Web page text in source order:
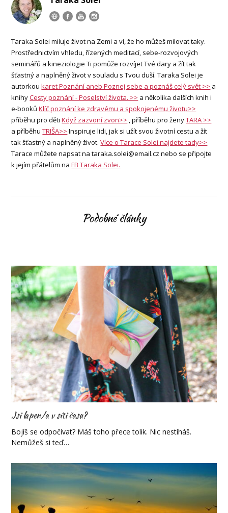
Taraka Solei miluje život na Zemi a ví, že ho můžeš milovat taky.
Prostřednictvím vhledu, řízených meditací, sebe-rozvojových
seminářů a kineziologie Ti pomůže rozvíjet Tvé dary a žít tak
šťastný a naplněný život v souladu s Tvou duší. Taraka Solei je
autorkoukaret Poznání aneb Poznej sebe a poznáš celý svět >> a
knihyCesty poznání - Poselství života. >> a několika dalších knih i
e-bookůKlíč poznání ke zdravému a spokojenému životu>>
příběhu pro dětiKdyž zazvoní zvon>> , příběhu pro ženyTARA >>
a příběhuTRIŠA>> Inspiruje lidi, jak si užít svou životní cestu a žít
tak šťastný a naplněný život.Více o Tarace Solei najdete tady>>
Tarace můžete napsat na taraka.solei@email.cz nebo se připojte
k jejím přátelům naFB Taraka Solei.
Podobné články
Jsi lapen/a v síti času?
Bojíš se odpočívat? Máš toho přece tolik. Nic nestíháš.
Nemůžeš si teď…